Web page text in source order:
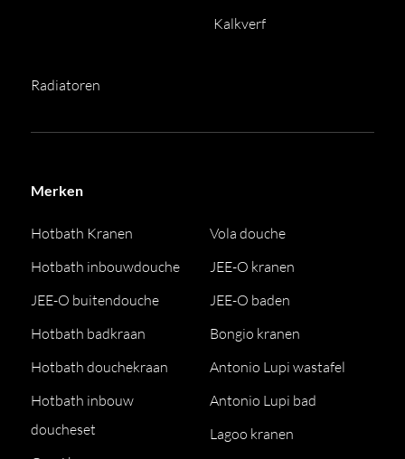
Kalkverf
Radiatoren
Merken
Hotbath Kranen
Hotbath inbouwdouche
JEE-O buitendouche
Hotbath badkraan
Hotbath douchekraan
Hotbath inbouw
doucheset
Vola douche
JEE-O kranen
JEE-O baden
Bongio kranen
Antonio Lupi wastafel
Antonio Lupi bad
Lagoo kranen